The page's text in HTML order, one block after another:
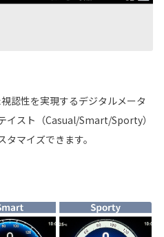
認性を実現するデジタルメータ
イスト（Casual/Smart/Sporty）
マイズできます。